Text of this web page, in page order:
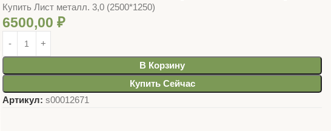
Купить Лист металл. 3,0 (2500*1250)
6500,00₽
В Корзину
Купить Сейчас
Артикул:s00012671